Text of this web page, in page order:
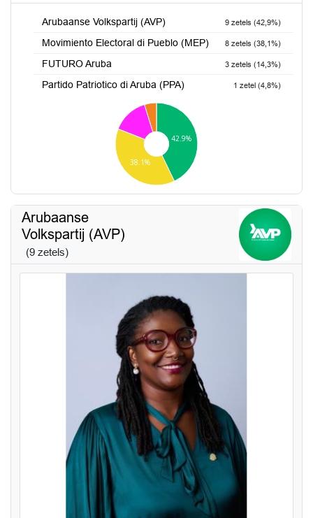
Arubaanse Volkspartij (AVP) 9 zetels (42,9%)
Movimiento Electoral di Pueblo (MEP) 8 zetels (38,1%)
FUTURO Aruba 3 zetels (14,3%)
Partido Patriotico di Aruba (PPA) 1 zetel (4,8%)
42.9%
38.1%
Arubaanse
Volkspartij (AVP)
(9 zetels)